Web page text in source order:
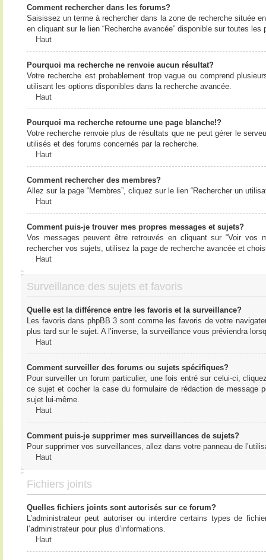
Comment rechercher dans les forums?
Saisissez un terme à rechercher dans la zone de recherche située
en cliquant sur le lien “Recherche avancée” disponible sur toutes
Haut
Pourquoi ma recherche ne renvoie aucun résultat?
Votre recherche est probablement trop vague ou comprend
utilisant les options disponibles dans la recherche avancée.
Haut
Pourquoi ma recherche retourne une page blanche!?
Votre recherche renvoie plus de résultats que ne peut gérer le
utilisés et des forums concernés par la recherche.
Haut
Comment rechercher des membres?
Allez sur la page “Membres”, cliquez sur le lien “Rechercher un
Haut
Comment puis-je trouver mes propres messages et sujets?
Vos messages peuvent être retrouvés en cliquant sur “Voir vos
rechercher vos sujets, utilisez la page de recherche avancée et
Haut
Surveillance des sujets et favoris
Quelle est la différence entre les favoris et la surveillance?
Les favoris dans phpBB 3 sont comme les favoris de votre
plus tard sur le sujet. A l’inverse, la surveillance vous préviendra
Haut
Comment surveiller des forums ou sujets spécifiques?
Pour surveiller un forum particulier, une fois entré sur celui-ci,
ce sujet et cocher la case du formulaire de rédaction de message
sujet lui-même.
Haut
Comment puis-je supprimer mes surveillances de sujets?
Pour supprimer vos surveillances, allez dans votre panneau de
Haut
Fichiers joints
Quelles fichiers joints sont autorisés sur ce forum?
L’administrateur peut autoriser ou interdire certains types de
l’administrateur pour plus d’informations.
Haut